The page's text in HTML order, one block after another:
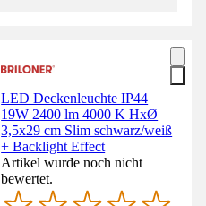
LED Deckenleuchte IP44
19W 2400 lm 4000 K HxØ
3,5x29 cm Slim schwarz/weiß
+ Backlight Effect
Artikel wurde noch nicht
bewertet.